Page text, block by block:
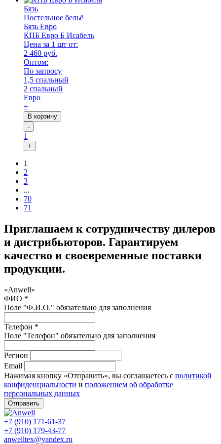
Бязь
Постельное бельё
Бязь Евро
КПБ Евро Б Исабель
Цена за 1 шт от:
2 460 руб.
Оптом:
По запросу
1,5 спальный
2 спальный
Евро
+
В корзину
-
1
+
1
2
3
...
70
71
Приглашаем к сотрудничеству дилеров
и дистрибьюторов. Гарантируем
качество и своевременные поставки
продукции.
«Anwell»
ФИО *
Поле "Ф.И.О." обязательно для заполнения
Телефон *
Поле "Телефон" обязательно для заполнения
Регион
Email
Нажимая кнопку «Отправить», вы соглашаетесь с политикой
конфиденциальности и положением об обработке
персональных данных
Отправить
+7 (910) 171-61-37
+7 (910) 179-43-77
anwelltex@yandex.ru